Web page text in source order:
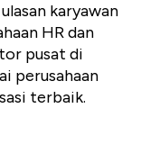
karyawan
HR dan
pusat di
perusahaan
terbaik.